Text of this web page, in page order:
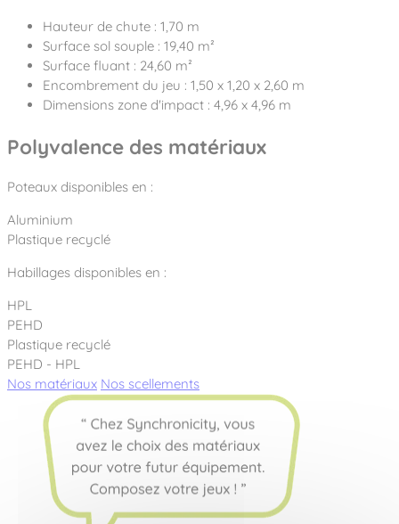
Hauteur de chute : 1,70 m
Surface sol souple : 19,40 m²
Surface fluant : 24,60 m²
Encombrement du jeu : 1,50 x 1,20 x 2,60 m
Dimensions zone d'impact : 4,96 x 4,96 m
Polyvalence des matériaux
Poteaux disponibles en :
Aluminium
Plastique recyclé
Habillages disponibles en :
HPL
PEHD
Plastique recyclé
PEHD - HPL
Nos matériaux Nos scellements